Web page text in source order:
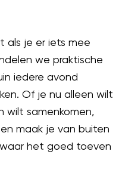
als je er iets mee
we praktische
iedere avond
Of je nu alleen wilt
wilt samenkomen,
maak je van buiten
het goed toeven